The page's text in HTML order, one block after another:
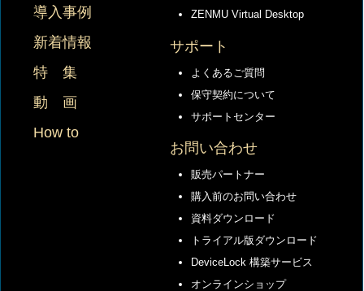
導入事例
新着情報
特 集
動 画
How to
ZENMU Virtual Desktop
サポート
よくあるご質問
保守契約について
サポートセンター
お問い合わせ
販売パートナー
購入前のお問い合わせ
資料ダウンロード
トライアル版ダウンロード
DeviceLock 構築サービス
オンラインショップ